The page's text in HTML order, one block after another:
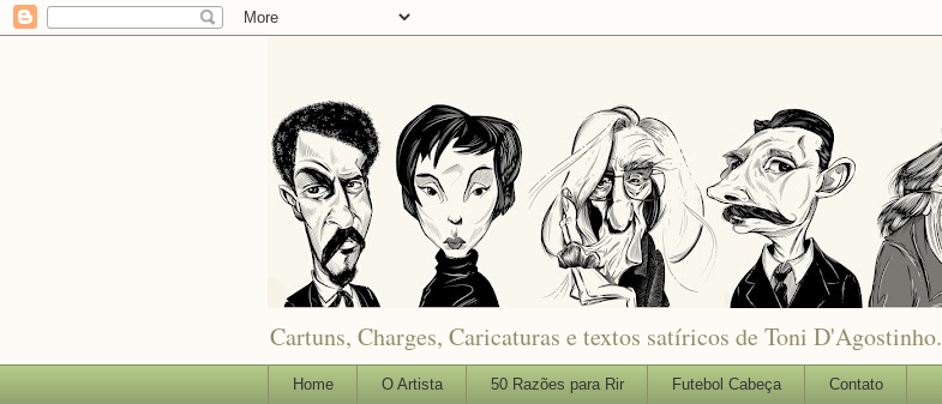
Cartuns, Charges, Caricaturas e textos satíricos de Toni D'Agostinho.
Home O Artista 50 Razões para Rir Futebol Cabeça Contato